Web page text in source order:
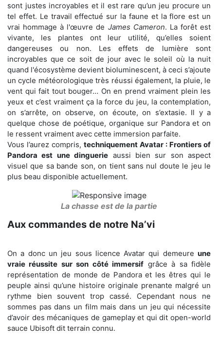
sont justes incroyables et il est rare qu’un jeu procure un
tel effet. Le travail effectué sur la faune et la flore est un
vrai hommage à l'œuvre de James Cameron. La forêt est
vivante, les plantes ont leur utilité, qu’elles soient
dangereuses ou non. Les effets de lumière sont
incroyables que ce soit de jour avec le soleil où la nuit
quand l'écosystème devient bioluminescent, à ceci s’ajoute
un cycle météorologique très réussi également, la pluie, le
vent qui fait tout bouger… On en prend vraiment plein les
yeux et c’est vraiment ça la force du jeu, la contemplation,
on s’arrête, on observe, on écoute, on s’extasie. Il y a
quelque chose de poétique, organique sur Pandora et on
le ressent vraiment avec cette immersion parfaite.
Vous l’aurez compris, techniquement Avatar : Frontiers of
Pandora est une dinguerie aussi bien sur son aspect
visuel que sa bande son, on tient sans nul doute le jeu le
plus beau disponible actuellement.
La chasse est de la partie
Aux commandes de notre Na’vi
On a donc un jeu sous licence Avatar qui demeure une
vraie réussite sur son côté immersif grâce à sa fidèle
représentation de monde de Pandora et les êtres qui le
peuple ainsi qu’une histoire originale prenante malgré un
rythme bien souvent trop cassé. Cependant nous ne
sommes pas dans un film mais dans un jeu qui nécessite
d’avoir des mécaniques de gameplay et qui dit open-world
sauce Ubisoft dit terrain connu.